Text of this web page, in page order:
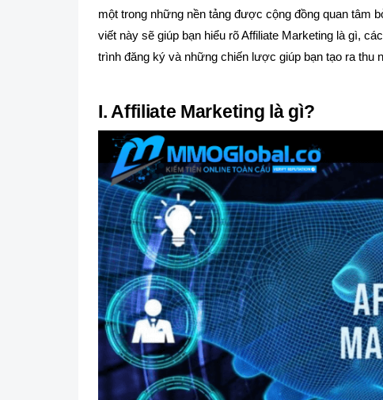
một trong những nền tảng được cộng đồng quan tâm
viết này sẽ giúp bạn hiểu rõ Affiliate Marketing là gì,
trình đăng ký và những chiến lược giúp bạn tạo ra thu
I. Affiliate Marketing là gì?